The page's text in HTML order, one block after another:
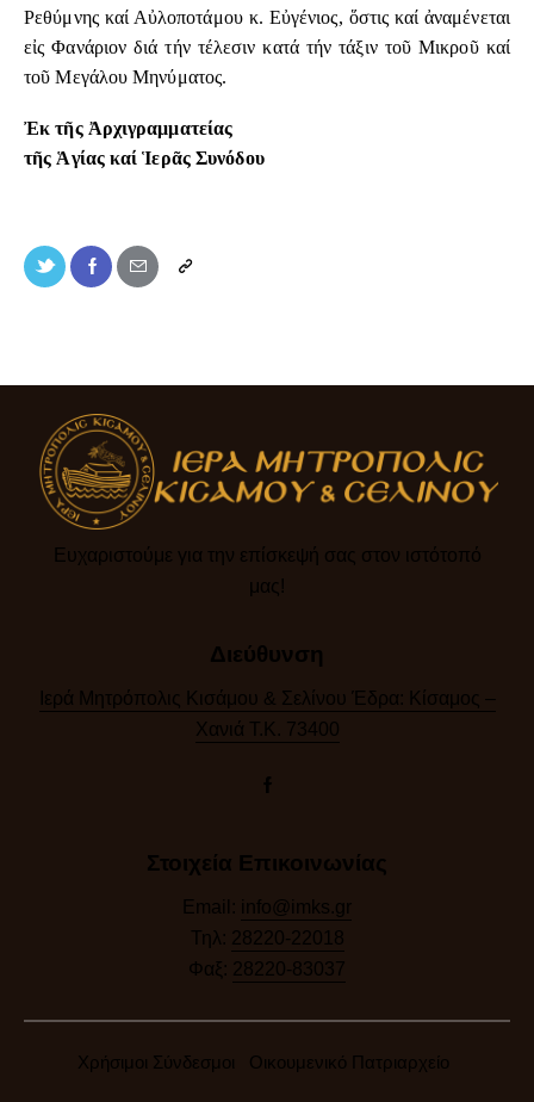
Ρεθύμνης καί Αὐλοποτάμου κ. Εὐγένιος, ὅστις καί ἀναμένεται
εἰς Φανάριον διά τήν τέλεσιν κατά τήν τάξιν τοῦ Μικροῦ καί
τοῦ Μεγάλου Μηνύματος.
Ἐκ τῆς Ἀρχιγραμματείας
τῆς Ἁγίας καί Ἱερᾶς Συνόδου
Ευχαριστούμε για την επίσκεψή σας στον ιστότοπό
μας!​
Διεύθυνση
Ιερά Μητρόπολις Κισάμου & Σελίνου Έδρα: Κίσαμος –
Χανιά Τ.Κ. 73400
Στοιχεία Επικοινωνίας
Email: info@imks.gr
Τηλ: 28220-22018
Φαξ: 28220-83037
Χρήσιμοι Σύνδεσμοι Οικουμενικό Πατριαρχείο